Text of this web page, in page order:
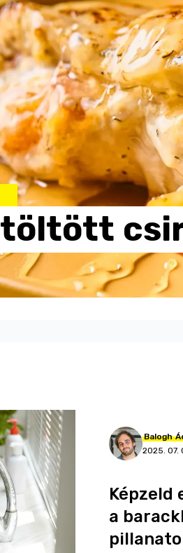
töltött
Balogh
2025. 07.
Képzeld
a